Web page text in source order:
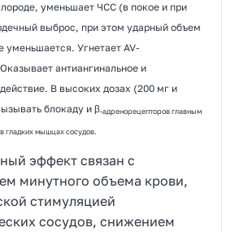
уменьшает ЧСС (в покое и при
выброс, при этом ударный объем
уменьшается. Угнетает AV-
антиангинальное и
В высоких дозах (200 мг и
блокаду и β-адренорецепторов главным
гладких мышцах сосудов.
эффект связан с
минутного объема крови,
стимуляцией
сосудов, снижением